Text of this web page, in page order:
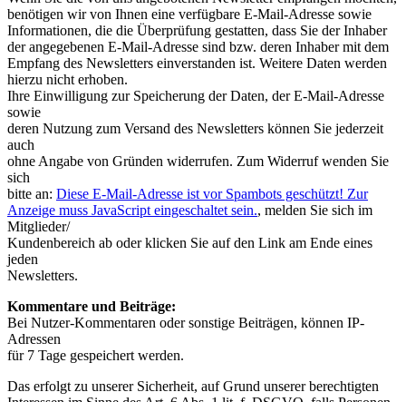
benötigen wir von Ihnen eine verfügbare E-Mail-Adresse sowie
Informationen, die die Überprüfung gestatten, dass Sie der Inhaber
der angegebenen E-Mail-Adresse sind bzw. deren Inhaber mit dem
Empfang des Newsletters einverstanden ist. Weitere Daten werden
hierzu nicht erhoben.
Ihre Einwilligung zur Speicherung der Daten, der E-Mail-Adresse
sowie
deren Nutzung zum Versand des Newsletters können Sie jederzeit
auch
ohne Angabe von Gründen widerrufen. Zum Widerruf wenden Sie
sich
bitte an: Diese E-Mail-Adresse ist vor Spambots geschützt! Zur
Anzeige muss JavaScript eingeschaltet sein., melden Sie sich im
Mitglieder/
Kundenbereich ab oder klicken Sie auf den Link am Ende eines
jeden
Newsletters.
Kommentare und Beiträge:
Bei Nutzer-Kommentaren oder sonstige Beiträgen, können IP-
Adressen
für 7 Tage gespeichert werden.
Das erfolgt zu unserer Sicherheit, auf Grund unserer berechtigten